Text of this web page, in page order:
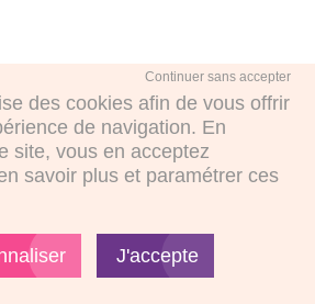
des cookies afin de vous offrir
de navigation. En
site, vous en acceptez
savoir plus et paramétrer ces
J'accepte
Continuer sans accepter